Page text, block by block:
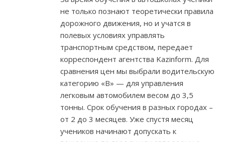
не только познают теоретически правила
дорожного движения, но и учатся в
полевых условиях управлять
транспортным средством, передает
корреспондент агентства Kazinform. Для
сравнения цен мы выбрали водительскую
категорию «B» — для управления
легковым автомобилем весом до 3,5
тонны. Срок обучения в разных городах –
от 2 до 3 месяцев. Уже спустя месяц
учеников начинают допускать к